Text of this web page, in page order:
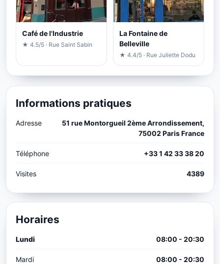
Café de l'Industrie
★ 4.5/5 · Rue Saint Sabin
La Fontaine de
Belleville
★ 4.4/5 · Rue Juliette Dodu
Informations pratiques
Adresse
51 rue Montorgueil 2ème Arrondissement,
75002 Paris France
Téléphone +33 1 42 33 38 20
Visites 4389
Horaires
Lundi 08:00 - 20:30
Mardi 08:00 - 20:30